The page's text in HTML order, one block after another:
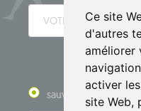
Ce site
d'autres
améliorer
activer
site Web,
sauver se